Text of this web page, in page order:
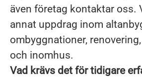
även företag kontaktar oss.
annat uppdrag inom
ombyggnationer,
och inomhus.
Vad krävs det för tidigare